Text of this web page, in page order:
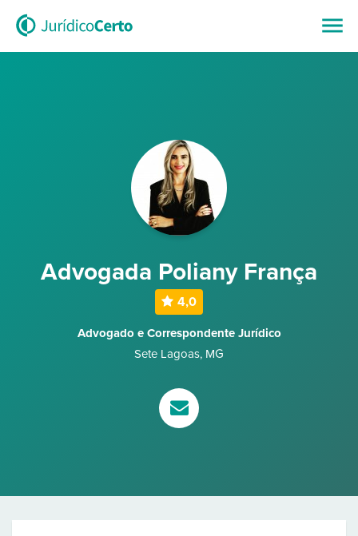
Advogada Poliany França
4,0
Advogado e Correspondente Jurídico
Sete Lagoas, MG